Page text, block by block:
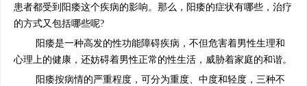
患者都受到阳痿这个疾病的影响。那么，阳痿的症状有哪些，治疗
的方式又包括哪些呢?
阳痿是一种高发的性功能障碍疾病，不但危害着男性生理和
心理上的健康，还妨碍着男性正常的性生活，威胁着家庭的和谐。
阳痿按病情的严重程度，可分为重度、中度和轻度，三种不